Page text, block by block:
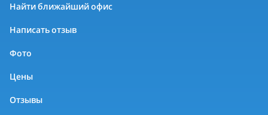
Найти ближайший офис
Написать отзыв
Фото
Цены
Отзывы